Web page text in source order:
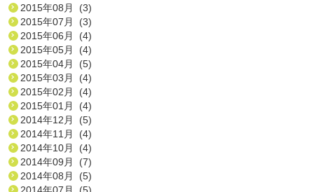
2015年08月 (3)
2015年07月 (3)
2015年06月 (4)
2015年05月 (4)
2015年04月 (5)
2015年03月 (4)
2015年02月 (4)
2015年01月 (4)
2014年12月 (5)
2014年11月 (4)
2014年10月 (4)
2014年09月 (7)
2014年08月 (5)
2014年07月 (5)